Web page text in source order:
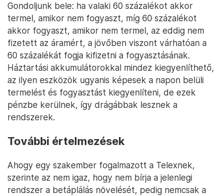
Gondoljunk bele: ha valaki 60 százalékot akkor
termel, amikor nem fogyaszt, míg 60 százalékot
akkor fogyaszt, amikor nem termel, az eddig nem
fizetett az áramért, a jövőben viszont várhatóan a
60 százalékát fogja kifizetni a fogyasztásának.
Háztartási akkumulátorokkal mindez kiegyenlíthető,
az ilyen eszközök ugyanis képesek a napon belüli
termelést és fogyasztást kiegyenlíteni, de ezek
pénzbe kerülnek, így drágábbak lesznek a
rendszerek.
További értelmezések
Ahogy egy szakember fogalmazott a Telexnek,
szerinte az nem igaz, hogy nem bírja a jelenlegi
rendszer a betáplálás növelését, pedig nemcsak a